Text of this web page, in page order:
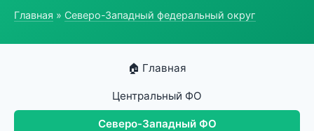
Главная » Северо-Западный федеральный округ
🏠 Главная
Центральный ФО
Северо-Западный ФО